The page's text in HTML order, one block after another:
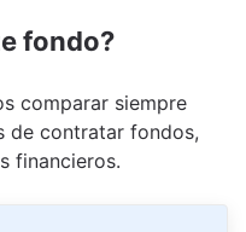
fondo?
comparar siempre
de contratar fondos,
financieros.